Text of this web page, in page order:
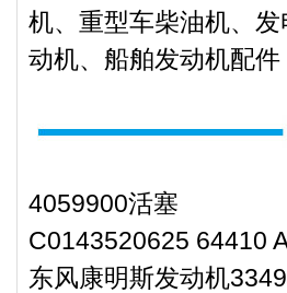
机、重型车柴油机、
动机、船舶发动机配件
4059900活塞
C0143520625 64410
东风康明斯发动机